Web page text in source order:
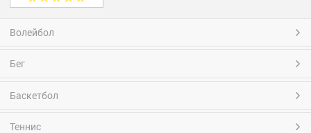
Волейбол
Бег
Баскетбол
Теннис